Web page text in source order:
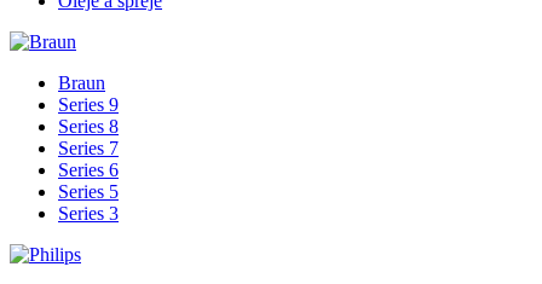
Braun
Series 9
Series 8
Series 7
Series 6
Series 5
Series 3